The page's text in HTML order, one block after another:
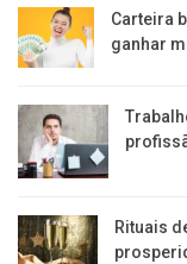
Carteira
ganhar
Rituais